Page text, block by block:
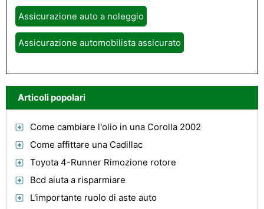
Assicurazione auto a noleggio
Assicurazione automobilista assicurato
Articoli popolari
Come cambiare l'olio in una Corolla 2002
Come affittare una Cadillac
Toyota 4-Runner Rimozione rotore
Bcd aiuta a risparmiare
L'importante ruolo di aste auto